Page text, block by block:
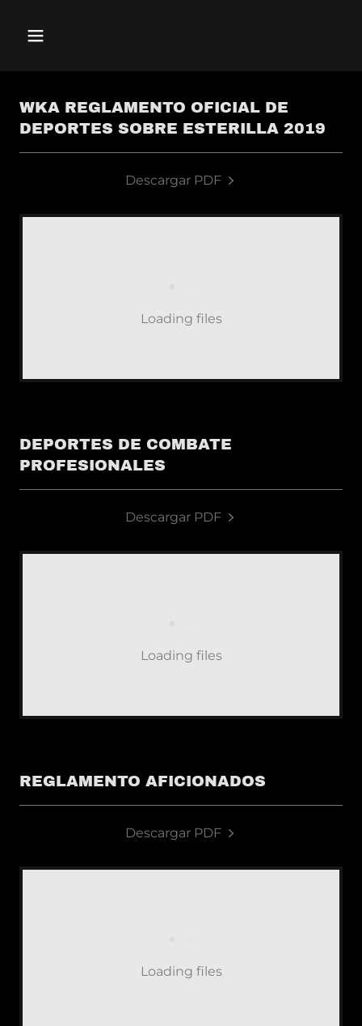
WKA REGLAMENTO OFICIAL DE
DEPORTES SOBRE ESTERILLA 2019
Descargar PDF
Loading files
DEPORTES DE COMBATE
PROFESIONALES
Descargar PDF
Loading files
REGLAMENTO AFICIONADOS
Descargar PDF
Loading files